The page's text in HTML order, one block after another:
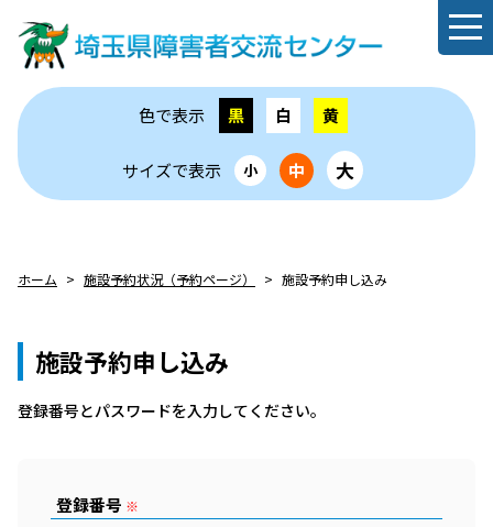
色で表示 黒 白 黄
サイズで表示 小 中 大
ホーム 施設予約状況（予約ページ） 施設予約申し込み
施設予約申し込み
登録番号とパスワードを⼊⼒してください。
登録番号 ※